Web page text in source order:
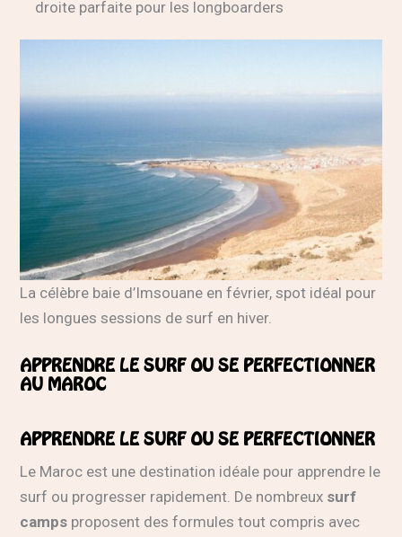
droite parfaite pour les longboarders
La célèbre baie d’Imsouane en février, spot idéal pour
les longues sessions de surf en hiver.
APPRENDRE LE SURF OU SE PERFECTIONNER
AU MAROC
APPRENDRE LE SURF OU SE PERFECTIONNER
Le Maroc est une destination idéale pour apprendre le
surf ou progresser rapidement. De nombreux surf
camps proposent des formules tout compris avec